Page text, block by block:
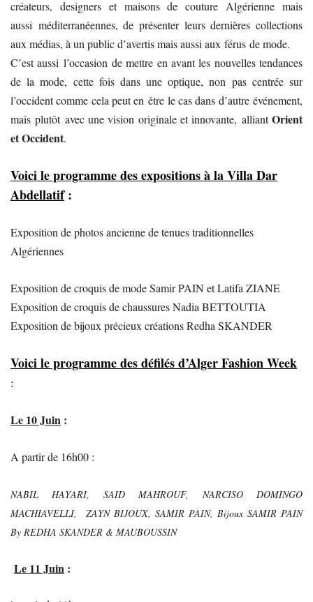
créateurs, designers et maisons de couture Algérienne mais
aussi méditerranéennes, de présenter leurs dernières collections
aux médias, à un public d’avertis mais aussi aux férus de mode.
C’est aussi l’occasion de mettre en avant les nouvelles tendances
de la mode, cette fois dans une optique, non pas centrée sur
l’occident comme cela peut en être le cas dans d’autre événement,
mais plutôt avec une vision originale et innovante, alliantOrient
et Occident.
Voici le programme des expositions à la Villa Dar
Abdellatif:
Exposition de photos ancienne de tenues traditionnelles
Algériennes
Exposition de croquis de mode Samir PAIN et Latifa ZIANE
Exposition de croquis de chaussures Nadia BETTOUTIA
Exposition de bijoux précieux créations Redha SKANDER
Voici le programme des défilés d’Alger Fashion Week
:
Le 10 Juin :
A partir de 16h00 :
NABIL HAYARI, SAID MAHROUF, NARCISO DOMINGO
MACHIAVELLI, ZAYN BIJOUX, SAMIR PAIN, Bijoux SAMIR PAIN
By REDHA SKANDER & MAUBOUSSIN
Le 11 Juin :